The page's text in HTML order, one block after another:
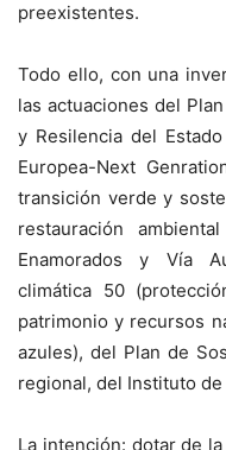
preexistentes.
Todo ello, con una
las actuaciones del
y Resilencia del
Europea-Next
transición verde y
restauración
Enamorados y Vía
climática 50
patrimonio y recursos
azules), del Plan de
regional, del Instituto
La intención: dotar de